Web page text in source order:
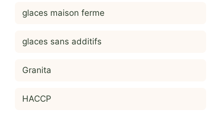
glaces maison ferme
glaces sans additifs
Granita
HACCP